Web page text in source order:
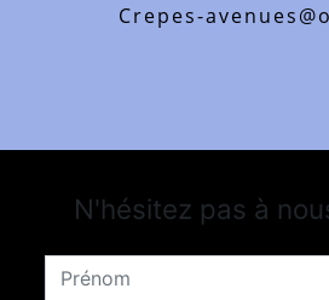
crepes-
N'hésitez pas à